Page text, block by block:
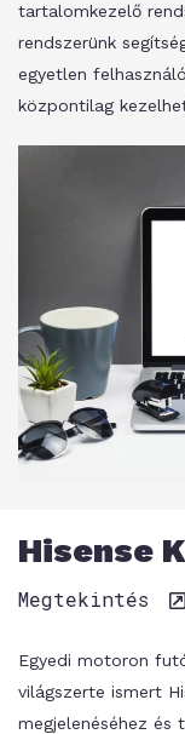
tartalomkezelő
rendszerünk
egyetlen
központilag
Hisense
Megtekintés
Egyedi motoron
világszerte ismert
megjelenéséhez és